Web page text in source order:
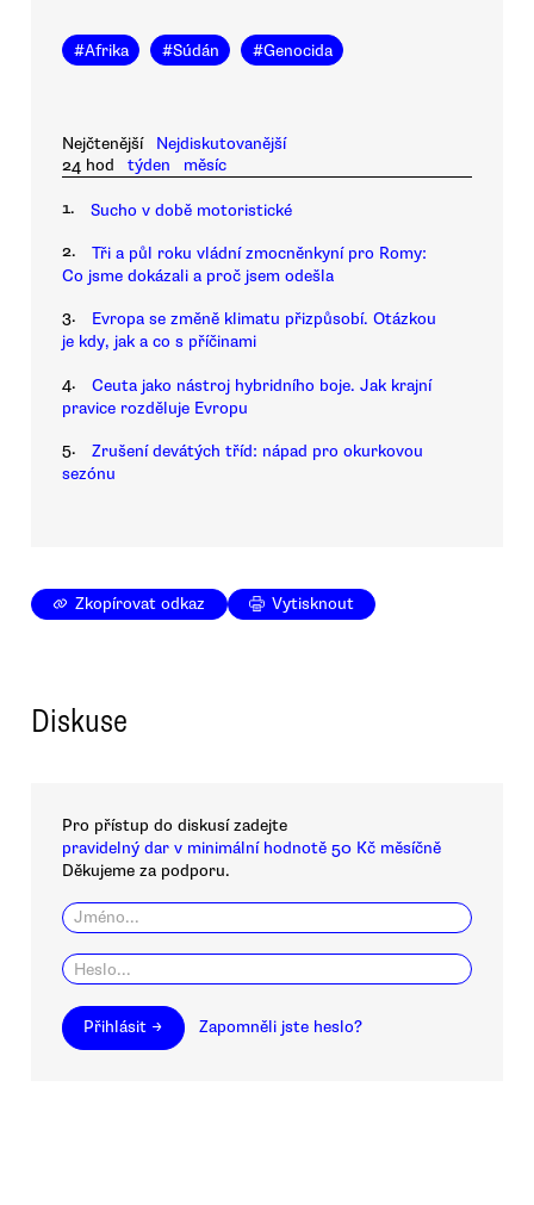
#Afrika #Súdán #Genocida
Nejčtenější
Nejdiskutovanější
24 hod
týden měsíc
1. Sucho v době motoristické
2.
Tři a půl roku vládní zmocněnkyní pro Romy:
Co jsme dokázali a proč jsem odešla
3.
Evropa se změně klimatu přizpůsobí. Otázkou
je kdy, jak a co s příčinami
4.
Ceuta jako nástroj hybridního boje. Jak krajní
pravice rozděluje Evropu
5.
Zrušení devátých tříd: nápad pro okurkovou
sezónu
Zkopírovat odkaz Vytisknout
Diskuse
Pro přístup do diskusí zadejte
pravidelný dar v minimální hodnotě 50 Kč měsíčně
Děkujeme za podporu.
Přihlásit → Zapomněli jste heslo?